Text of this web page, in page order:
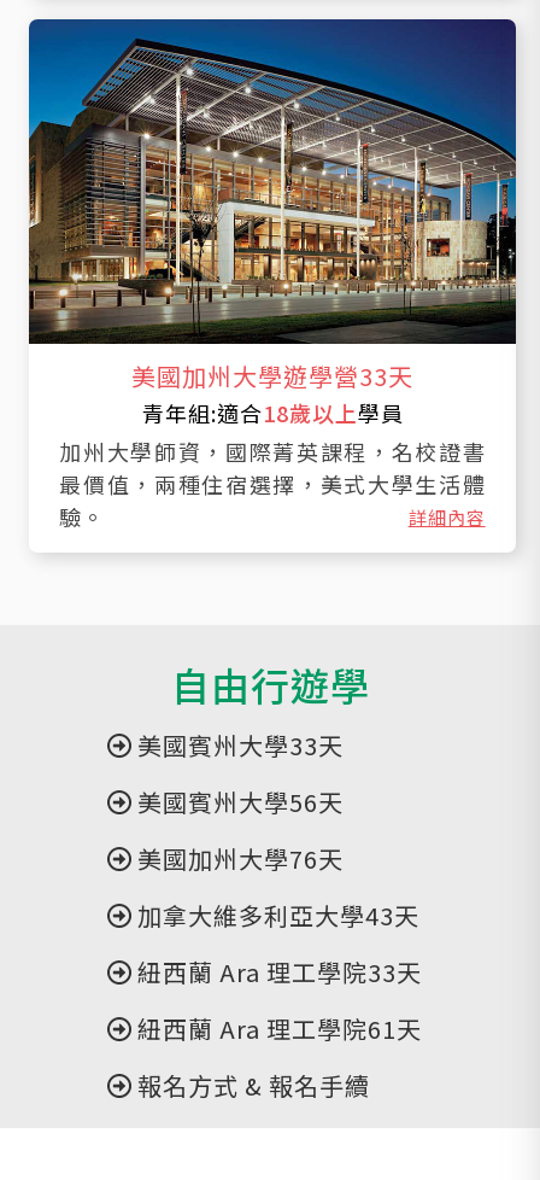
美國加州大學遊學營33天
青年組:適合18歲以上學員
加州大學師資，國際菁英課程，名校證書
最價值，兩種住宿選擇，美式大學生活體
驗。
詳細內容
自由行遊學
美國賓州大學33天
美國賓州大學56天
美國加州大學76天
加拿大維多利亞大學43天
紐西蘭 Ara 理工學院33天
紐西蘭 Ara 理工學院61天
報名方式 & 報名手續